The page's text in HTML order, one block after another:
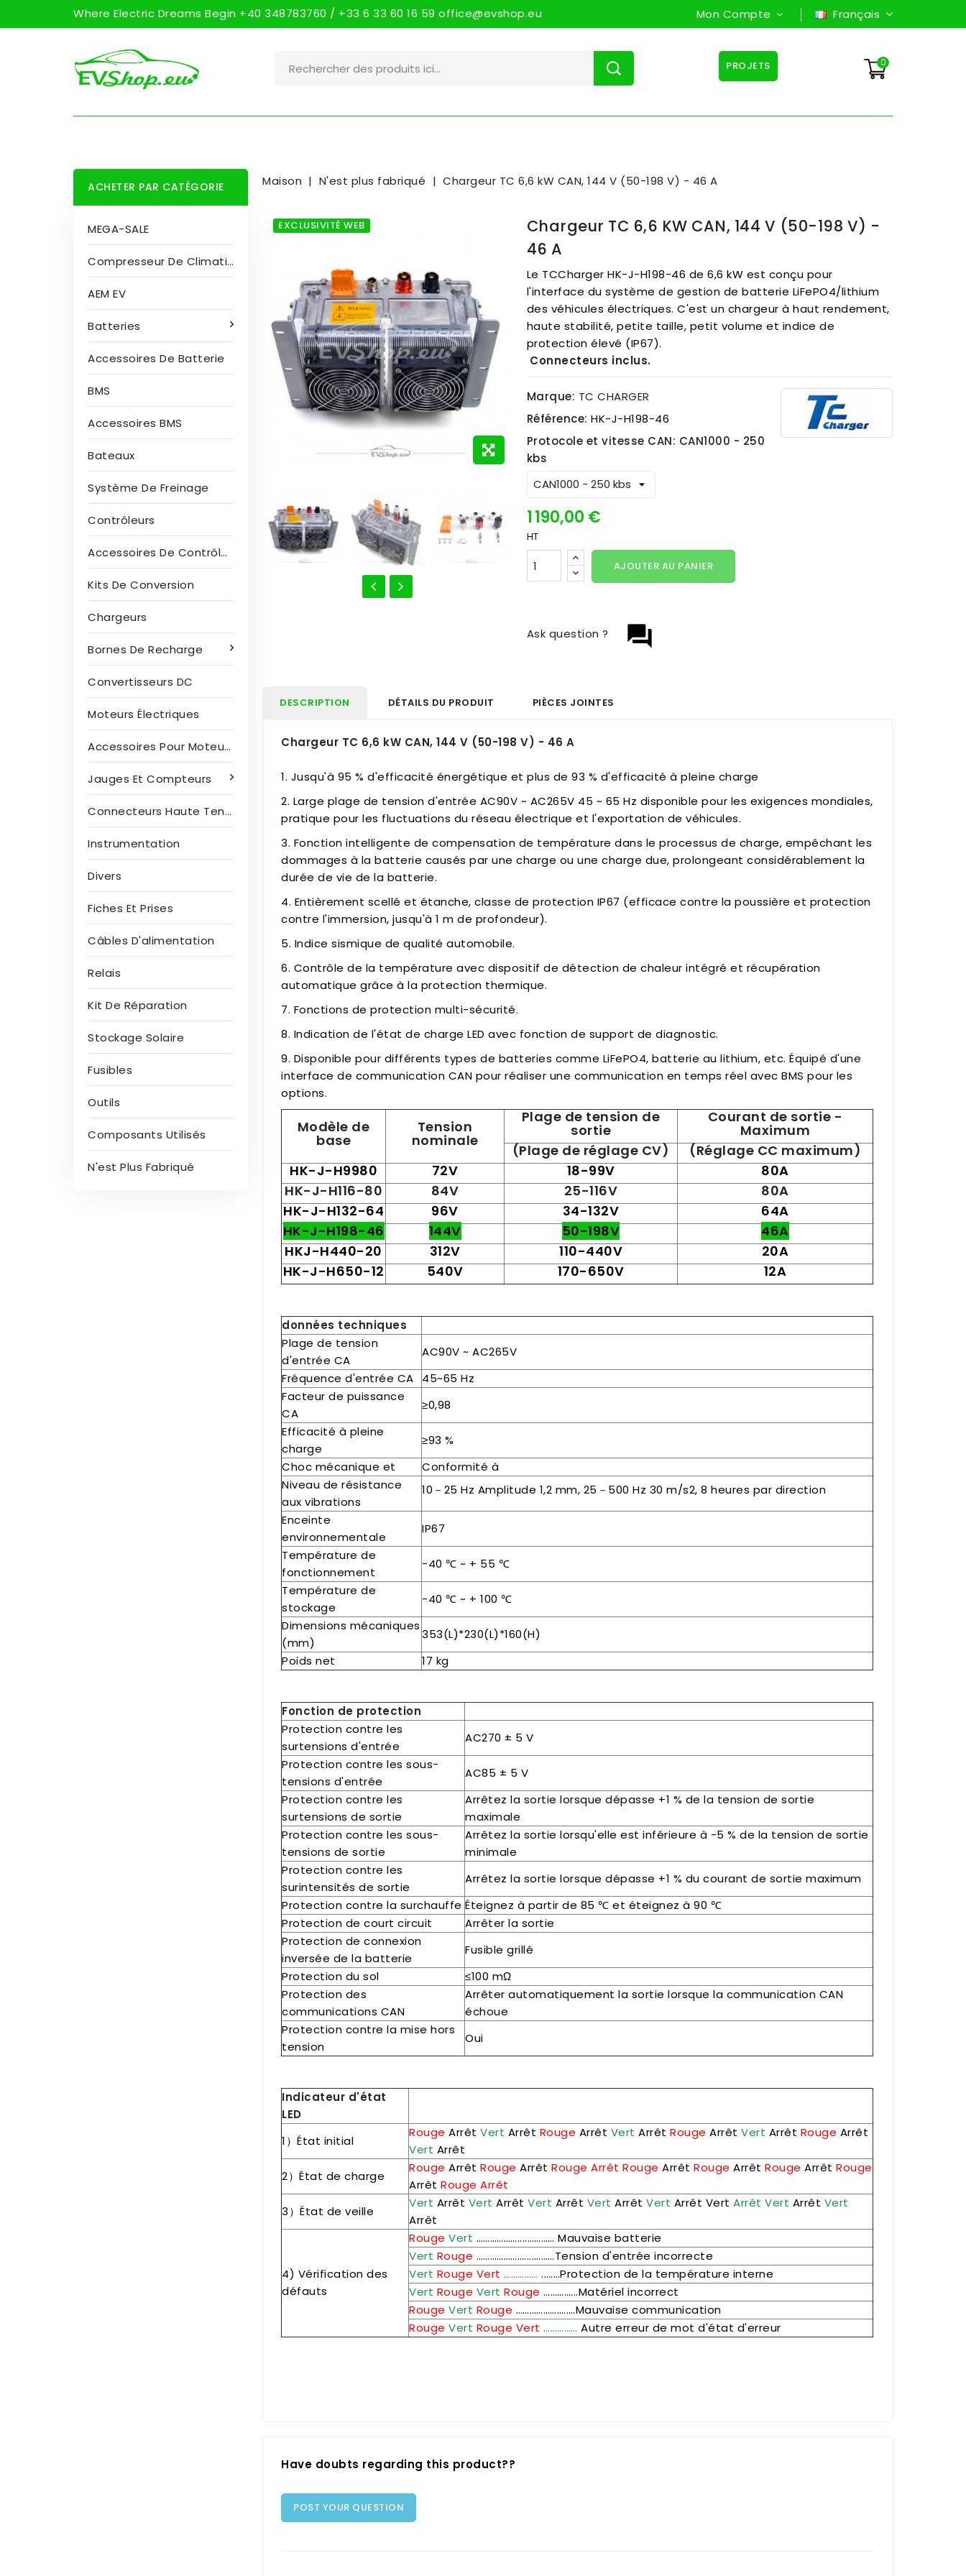
Where Electric Dreams Begin +40 348783760 / +33 6 33 60 16 59 office@evshop.eu Mon Compte Français
0
PROJETS
ACHETER PAR CATÉGORIE
MEGA-SALE
Compresseur De Climatisation
AEM EV
Batteries
Accessoires De Batterie
BMS
Accessoires BMS
Bateaux
Système De Freinage
Contrôleurs
Accessoires De Contrôleur
Kits De Conversion
Chargeurs
Bornes De Recharge
Convertisseurs DC
Moteurs Électriques
Accessoires Pour Moteurs Électriques
Jauges Et Compteurs
Connecteurs Haute Tension
Instrumentation
Divers
Fiches Et Prises
Câbles D'alimentation
Relais
Kit De Réparation
Stockage Solaire
Fusibles
Outils
Composants Utilisés
N'est Plus Fabriqué
Maison N'est plus fabriqué Chargeur TC 6,6 kW CAN, 144 V (50-198 V) - 46 A
EXCLUSIVITÉ WEB
Chargeur TC 6,6 KW CAN, 144 V (50-198 V) -
46 A
Le TCCharger HK-J-H198-46 de 6,6 kW est conçu pour
l'interface du système de gestion de batterie LiFePO4/lithium
des véhicules électriques. C'est un chargeur à haut rendement,
haute stabilité, petite taille, petit volume et indice de
protection élevé (IP67).
Connecteurs inclus.
Marque: TC CHARGER
Référence: HK-J-H198-46
Protocole et vitesse CAN: CAN1000 - 250
kbs
1 190,00 €
HT
AJOUTER AU PANIER
question_answer
Ask question ?
DESCRIPTION DÉTAILS DU PRODUIT PIÈCES JOINTES
Chargeur TC 6,6 kW CAN, 144 V (50-198 V) - 46 A
1. Jusqu'à 95 % d'efficacité énergétique et plus de 93 % d'efficacité à pleine charge
2. Large plage de tension d'entrée AC90V ~ AC265V 45 ~ 65 Hz disponible pour les exigences mondiales,
pratique pour les fluctuations du réseau électrique et l'exportation de véhicules.
3. Fonction intelligente de compensation de température dans le processus de charge, empêchant les
dommages à la batterie causés par une charge ou une charge due, prolongeant considérablement la
durée de vie de la batterie.
4. Entièrement scellé et étanche, classe de protection IP67 (efficace contre la poussière et protection
contre l'immersion, jusqu'à 1 m de profondeur).
5. Indice sismique de qualité automobile.
6. Contrôle de la température avec dispositif de détection de chaleur intégré et récupération
automatique grâce à la protection thermique.
7. Fonctions de protection multi-sécurité.
8. Indication de l'état de charge LED avec fonction de support de diagnostic.
9. Disponible pour différents types de batteries comme LiFePO4, batterie au lithium, etc. Équipé d'une
interface de communication CAN pour réaliser une communication en temps réel avec BMS pour les
options.
Modèle de
base
Tension
nominale
Plage de tension de
sortie
Courant de sortie -
Maximum
(Plage de réglage CV)
(Réglage CC maximum)
HK-J-H9980
72V 18-99V
80A
HK-J-H116-80
84V 25-116V
80A
HK-J-H132-64
96V 34-132V
64A
HK-J-H198-46
144V 50-198V
46A
HKJ-H440-20
312V 110-440V
20A
HK-J-H650-12
540V 170-650V 12A
données techniques
Plage de tension
d'entrée CA
AC90V ~ AC265V
Fréquence d'entrée CA
45~65 Hz
Facteur de puissance
CA
≥0,98
Efficacité à pleine
charge
≥93 %
Choc mécanique et
Conformité à
Niveau de résistance
aux vibrations
10－25 Hz Amplitude 1,2 mm, 25－500 Hz 30 m/s2, 8 heures par direction
Enceinte
environnementale
IP67
Température de
fonctionnement
-40 ℃ ~ + 55 ℃
Température de
stockage
-40 ℃ ~ + 100 ℃
Dimensions mécaniques
(mm)
353(L)*230(L)*160(H)
Poids net
17 kg
Fonction de protection
Protection contre les
surtensions d'entrée
AC270 ± 5 V
Protection contre les sous-
tensions d'entrée
AC85 ± 5 V
Protection contre les
surtensions de sortie
Arrêtez la sortie lorsque dépasse +1 % de la tension de sortie
maximale
Protection contre les sous-
tensions de sortie
Arrêtez la sortie lorsqu'elle est inférieure à -5 % de la tension de sortie
minimale
Protection contre les
surintensités de sortie
Arrêtez la sortie lorsque dépasse +1 % du courant de sortie maximum
Protection contre la surchauffe Éteignez à partir de 85 ℃ et éteignez à 90 ℃
Protection de court circuit
Arrêter la sortie
Protection de connexion
inversée de la batterie
Fusible grillé
Protection du sol
≤100 mΩ
Protection des
communications CAN
Arrêter automatiquement la sortie lorsque la communication CAN
échoue
Protection contre la mise hors
tension
Oui
Indicateur d'état
LED
1）État initial
Rouge ArrêtVert Arrêt Rouge Arrêt Vert Arrêt Rouge Arrêt Vert Arrêt Rouge Arrêt
Vert Arrêt
2）État de charge
Rouge Arrêt Rouge Arrêt Rouge Arrêt Rouge ArrêtRouge Arrêt Rouge Arrêt Rouge
Arrêt Rouge Arrêt
3）État de veille
Vert Arrêt Vert Arrêt Vert Arrêt Vert Arrêt Vert Arrêt VertArrêt Vert Arrêt Vert
Arrêt
4) Vérification des
défauts
Rouge Vert ………………....………… Mauvaise batterie
Vert Rouge …………………....………Tension d'entrée incorrecte
Vert Rouge Vert …………… ..……Protection de la température interne
Vert Rouge Vert Rouge …………...Matériel incorrect
Rouge Vert Rouge …………………..…Mauvaise communication
Rouge Vert Rouge Vert …………… Autre erreur de mot d'état d'erreur
Have doubts regarding this product??
POST YOUR QUESTION